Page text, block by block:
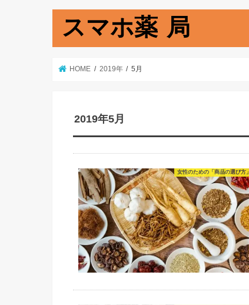
スマホ薬 局
HOME 2019年 5月
2019年5月
女性のための「商品の選び方」